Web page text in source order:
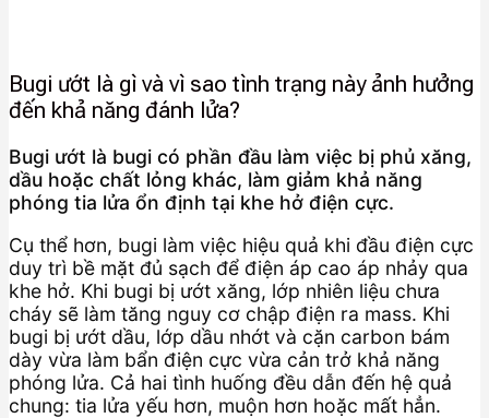
Bugi ướt là gì và vì sao tình trạng này ảnh hưởng
đến khả năng đánh lửa?
Bugi ướt là bugi có phần đầu làm việc bị phủ xăng,
dầu hoặc chất lỏng khác, làm giảm khả năng
phóng tia lửa ổn định tại khe hở điện cực.
Cụ thể hơn, bugi làm việc hiệu quả khi đầu điện cực
duy trì bề mặt đủ sạch để điện áp cao áp nhảy qua
khe hở. Khi bugi bị ướt xăng, lớp nhiên liệu chưa
cháy sẽ làm tăng nguy cơ chập điện ra mass. Khi
bugi bị ướt dầu, lớp dầu nhớt và cặn carbon bám
dày vừa làm bẩn điện cực vừa cản trở khả năng
phóng lửa. Cả hai tình huống đều dẫn đến hệ quả
chung: tia lửa yếu hơn, muộn hơn hoặc mất hẳn.